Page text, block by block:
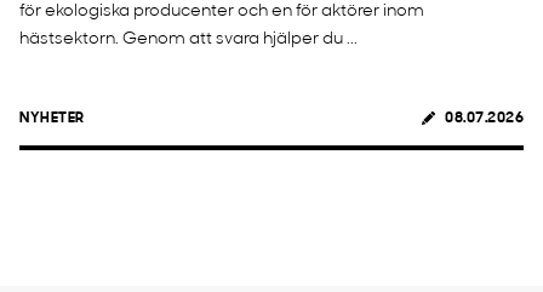
för ekologiska producenter och en för aktörer inom
hästsektorn. Genom att svara hjälper du ...
NYHETER 08.07.2026